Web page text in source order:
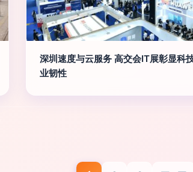
深圳速度与云服务 高交会IT展彰显科
业韧性